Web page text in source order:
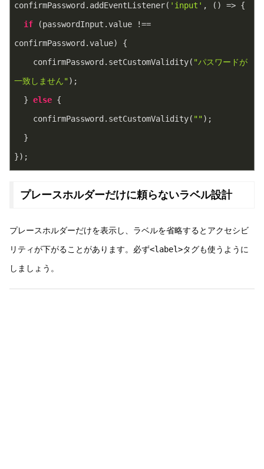
confirmPassword.addEventListener( 'input' , () => {
if (passwordInput.value !==
confirmPassword.value) {
    confirmPassword.setCustomValidity(
"パスワードが
一致しません");
  }
else {
    confirmPassword.setCustomValidity(
"");
  }
});
プレースホルダーだけに頼らないラベル設計
プレースホルダーだけを表示し、ラベルを省略するとアクセシビ
リティが下がることがあります。必ず<label>タグも使うように
しましょう。